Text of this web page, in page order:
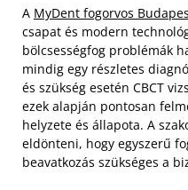
A MyDent fogorvos
csapat és modern
bölcsességfog problémák
mindig egy részletes
és szükség esetén CBCT
ezek alapján pontosan
helyzete és állapota. A
eldönteni, hogy egyszerű
beavatkozás szükséges a